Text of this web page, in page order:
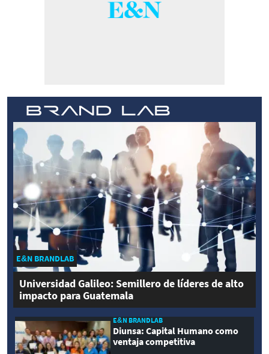
E&N BRANDLAB
Universidad Galileo: Semillero de líderes de alto
impacto para Guatemala
E&N BRANDLAB
Diunsa: Capital Humano como
ventaja competitiva